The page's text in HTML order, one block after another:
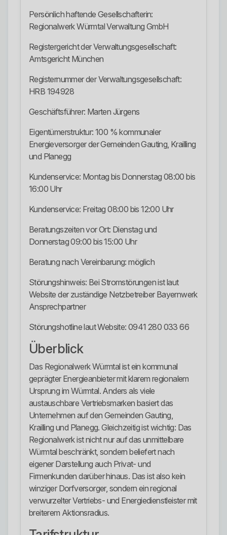
Persönlich haftende Gesellschafterin:
Regionalwerk Würmtal Verwaltung GmbH
Registergericht der Verwaltungsgesellschaft:
Amtsgericht München
Registernummer der Verwaltungsgesellschaft:
HRB 194928
Geschäftsführer: Marten Jürgens
Eigentümerstruktur: 100 % kommunaler
Energieversorger der Gemeinden Gauting, Krailling
und Planegg
Kundenservice: Montag bis Donnerstag 08:00 bis
16:00 Uhr
Kundenservice: Freitag 08:00 bis 12:00 Uhr
Beratungszeiten vor Ort: Dienstag und
Donnerstag 09:00 bis 15:00 Uhr
Beratung nach Vereinbarung: möglich
Störungshinweis: Bei Stromstörungen ist laut
Website der zuständige Netzbetreiber Bayernwerk
Ansprechpartner
Störungshotline laut Website: 0941 280 033 66
Überblick
Das Regionalwerk Würmtal ist ein kommunal
geprägter Energieanbieter mit klarem regionalem
Ursprung im Würmtal. Anders als viele
austauschbare Vertriebsmarken basiert das
Unternehmen auf den Gemeinden Gauting,
Krailling und Planegg. Gleichzeitig ist wichtig: Das
Regionalwerk ist nicht nur auf das unmittelbare
Würmtal beschränkt, sondern beliefert nach
eigener Darstellung auch Privat- und
Firmenkunden darüber hinaus. Das ist also kein
winziger Dorfversorger, sondern ein regional
verwurzelter Vertriebs- und Energiedienstleister mit
breiterem Aktionsradius.